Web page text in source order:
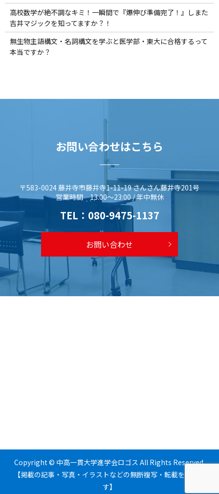
高校数学が絶不調なキミ！一瞬間で『爆伸び準備完了！』しまた
吉井マジックを知ってますか？！
無生物主語構文・名詞構文を学ぶと医学部・東大に合格するって
本当ですか？
お問い合わせはこちら
〒583-0024 藤井寺市藤井寺1-11-19 さんさん藤井寺201号
営業時間 13:00～23:00 / 年中無休
TEL： 080-9475-1137
お問い合わせ
Copyright © 中高一貫大学進学会ロゴス All Rights Reserved.
【掲載の記事・写真・イラストなどの無断複写・転載を禁じま
す】